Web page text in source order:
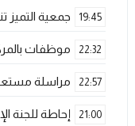
19:45 جمعية
22:32 موظفات
22:57 مراسلة
21:00 إحاطة للجنة